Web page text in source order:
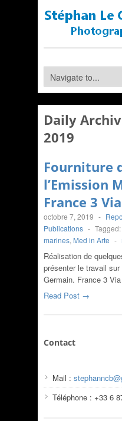
Daily
2019
Fourniture
l’Emission
France 3
octobre 7, 2019 -
Publications - Tagged:
marines, Med in Arte -
Réalisation de
présenter le travail
Germain. France 3
Read Post →
Contact
Mail :
Téléphone : +33 6